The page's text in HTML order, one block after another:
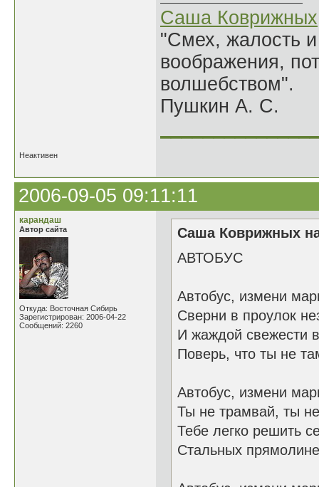
Саша Коврижных
"Смех, жалость
воображения,
волшебством".
Пушкин А. С.
Неактивен
2006-09-05 09:11:11
карандаш
Автор сайта
Откуда: Восточная Сибирь
Зарегистрирован: 2006-04-22
Сообщений: 2260
Саша Коврижных
АВТОБУС
Автобус, измени
Сверни в проулок
И жаждой свежести
Поверь, что ты не
Автобус, измени
Ты не трамвай, ты
Тебе легко решить
Стальных